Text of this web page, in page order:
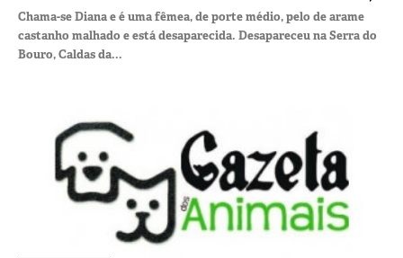
Chama-se Diana e é uma fêmea, de porte médio, pelo de arame
castanho malhado e está desaparecida. Desapareceu na Serra do
Bouro, Caldas da...